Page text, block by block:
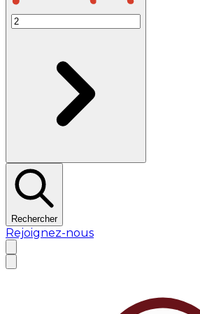
Rechercher
Rejoignez-nous